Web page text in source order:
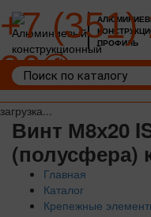
загрузка...
ПРОФИЛЬ
+7 (351)
36
Винт М8х20
(полусфера)
Главная
Каталог
Крепежные